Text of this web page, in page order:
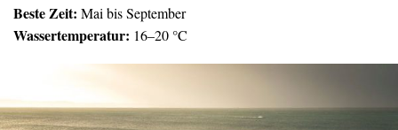
Beste Zeit: Mai bis September
Wassertemperatur: 16–20 °C